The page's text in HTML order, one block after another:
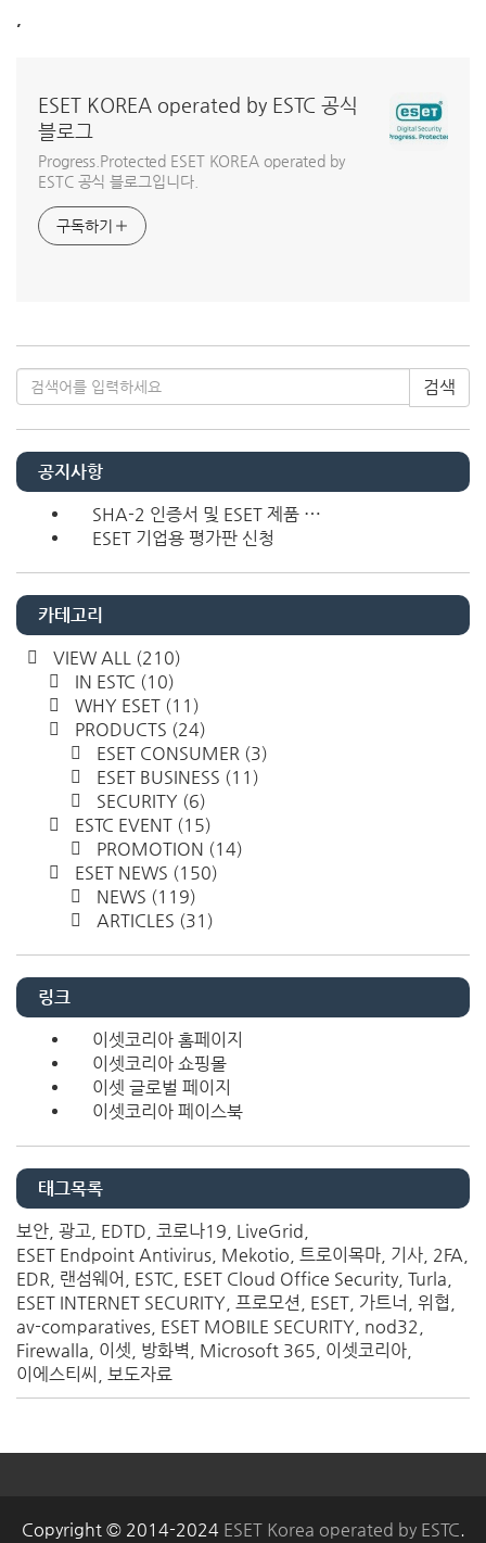
ESET KOREA operated by ESTC 공식
블로그
Progress.Protected ESET KOREA operated by
ESTC 공식 블로그입니다.
구독하기
검색
공지사항
SHA-2 인증서 및 ESET 제품 ⋯
ESET 기업용 평가판 신청
카테고리
VIEW ALL (210)
IN ESTC (10)
WHY ESET (11)
PRODUCTS (24)
ESET CONSUMER (3)
ESET BUSINESS (11)
SECURITY (6)
ESTC EVENT (15)
PROMOTION (14)
ESET NEWS (150)
NEWS (119)
ARTICLES (31)
링크
이셋코리아 홈페이지
이셋코리아 쇼핑몰
이셋 글로벌 페이지
이셋코리아 페이스북
태그목록
보안 광고 EDTD 코로나19 LiveGrid
ESET Endpoint Antivirus Mekotio 트로이목마 기사 2FA
EDR 랜섬웨어 ESTC ESET Cloud Office Security Turla
ESET INTERNET SECURITY 프로모션 ESET 가트너
위협
av-comparatives ESET MOBILE SECURITY nod32
Firewalla 이셋 방화벽 Microsoft 365 이셋코리아
이에스티씨
보도자료
Copyright © 2014-2024 ESET Korea operated by ESTC.